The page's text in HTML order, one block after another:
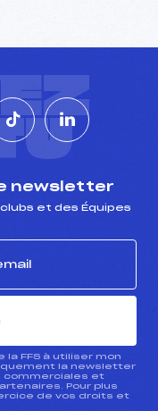
newsletter
et des Équipes
la FFS à utiliser mon
la newsletter
commerciales et
Pour plus
de vos droits et